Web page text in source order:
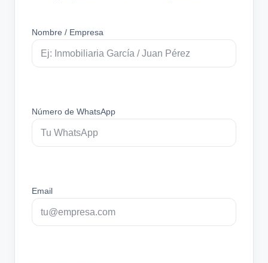
Nombre / Empresa
Número de WhatsApp
Email